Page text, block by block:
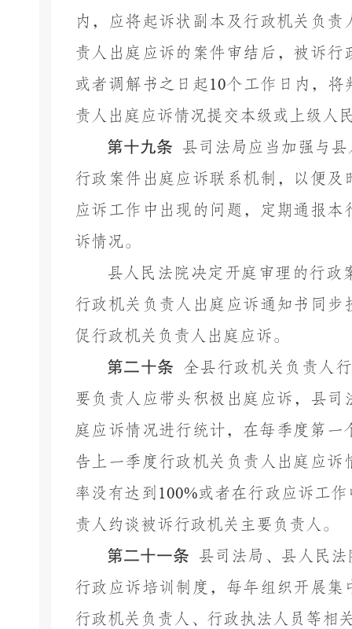
内，应将起诉状副本及行政机关负
责人出庭应诉的案件审结后，被诉
或者调解书之日起 10个工作日内，将
责人出庭应诉情况提交本级或上级人
第十九条
县司法局应当加强与
行政案件出庭应诉联系机制，以便
应诉工作中出现的问题，定期通报
诉情况。
县人民法院决定开庭审理的行
行政机关负责人出庭应诉通知书同
促行政机关负责人出庭应诉。
第二十条
全县行政机关负责人
要负责人应带头积极出庭应诉，县
庭应诉情况进行统计，在每季度第一
告上一季度行政机关负责人出庭应
率没有达到 100%或者在行政应诉工
责人约谈被诉行政机关主要负责人。
第二十一条
县司法局、县人民
行政应诉培训制度，每年组织开展
行政机关负责人、行政执法人员等相